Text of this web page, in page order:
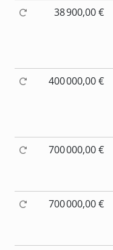
38 900,00 €
400 000,00 €
700 000,00 €
700 000,00 €